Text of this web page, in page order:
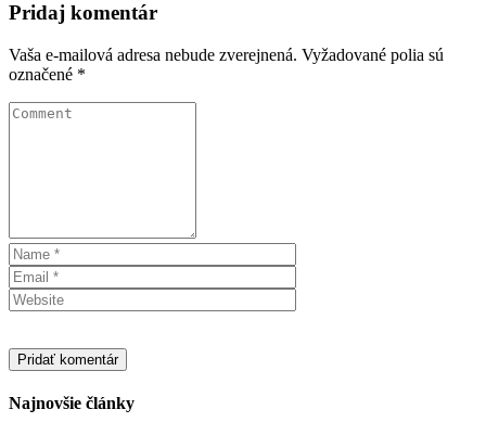
Pridaj komentár
Vaša e-mailová adresa nebude zverejnená. Vyžadované polia sú
označené *
Najnovšie články